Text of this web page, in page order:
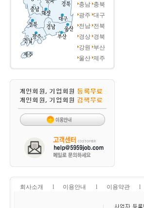
충남 충북
광주 대구
전남 전북
경상 경북
강원
부산
울산 제주
회사소개 l 이용안내 l 이용약관 l